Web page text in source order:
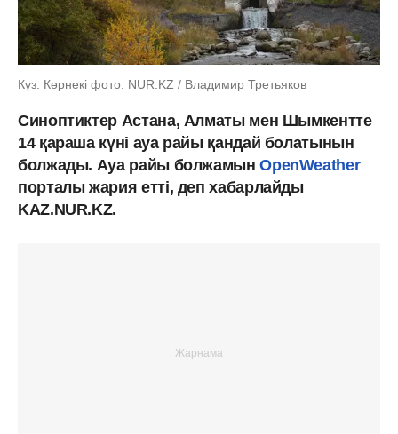
Күз. Көрнекі фото: NUR.KZ / Владимир Третьяков
Синоптиктер Астана, Алматы мен Шымкентте
14 қараша күні ауа райы қандай болатынын
болжады. Ауа райы болжамынOpenWeather
порталы жария етті, деп хабарлайды
KAZ.NUR.KZ.